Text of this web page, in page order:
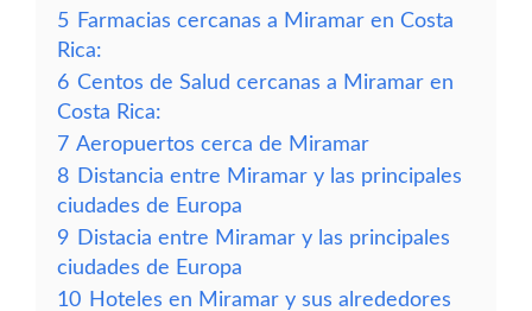
5 Farmacias cercanas a Miramar en Costa
Rica:
6 Centos de Salud cercanas a Miramar en
Costa Rica:
7 Aeropuertos cerca de Miramar
8 Distancia entre Miramar y las principales
ciudades de Europa
9 Distacia entre Miramar y las principales
ciudades de Europa
10 Hoteles en Miramar y sus alrededores